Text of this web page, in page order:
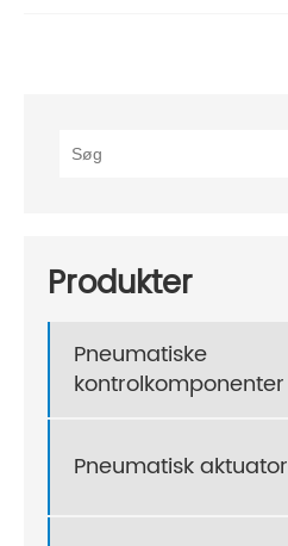
Produkter
Pneumatiske
kontrolkomponenter
Pneumatisk aktuator